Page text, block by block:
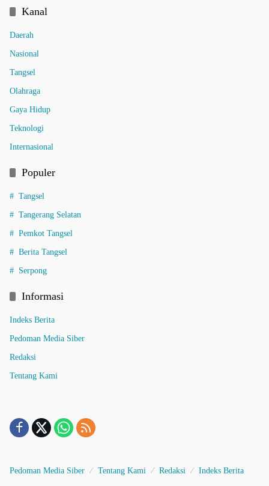
Kanal
Daerah
Nasional
Tangsel
Olahraga
Gaya Hidup
Teknologi
Internasional
Populer
Tangsel
Tangerang Selatan
Pemkot Tangsel
Berita Tangsel
Serpong
Informasi
Indeks Berita
Pedoman Media Siber
Redaksi
Tentang Kami
Pedoman Media Siber Tentang Kami Redaksi Indeks Berita